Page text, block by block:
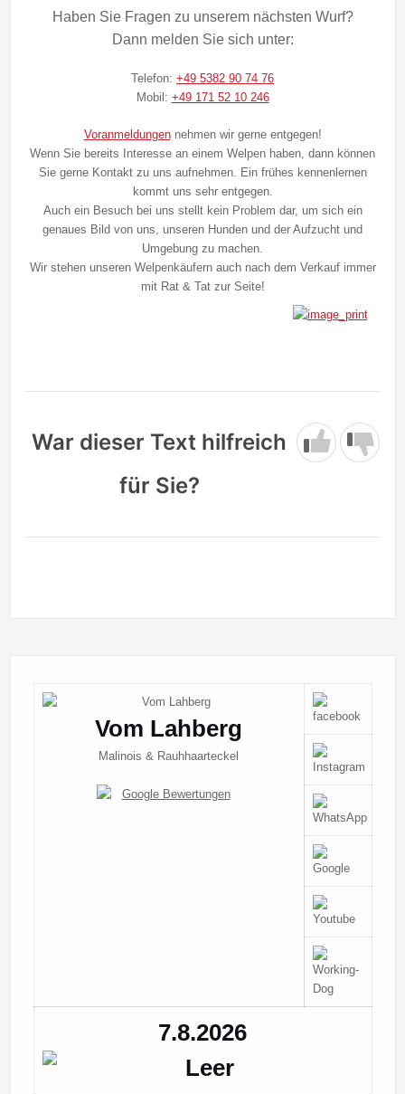
Haben Sie Fragen zu unserem nächsten Wurf?
Dann melden Sie sich unter:
Telefon: +49 5382 90 74 76
Mobil: +49 171 52 10 246
Voranmeldungennehmen wir gerne entgegen!
Wenn Sie bereits Interesse an einem Welpen haben, dann können
Sie gerne Kontakt zu uns aufnehmen. Ein frühes kennenlernen
kommt uns sehr entgegen.
Auch ein Besuch bei uns stellt kein Problem dar, um sich ein
genaues Bild von uns, unseren Hunden und der Aufzucht und
Umgebung zu machen.
Wir stehen unseren Welpenkäufern auch nach dem Verkauf immer
mit Rat & Tat zur Seite!
War dieser Text hilfreich
für Sie?
Vom Lahberg
Malinois & Rauhhaarteckel
7.8.2026